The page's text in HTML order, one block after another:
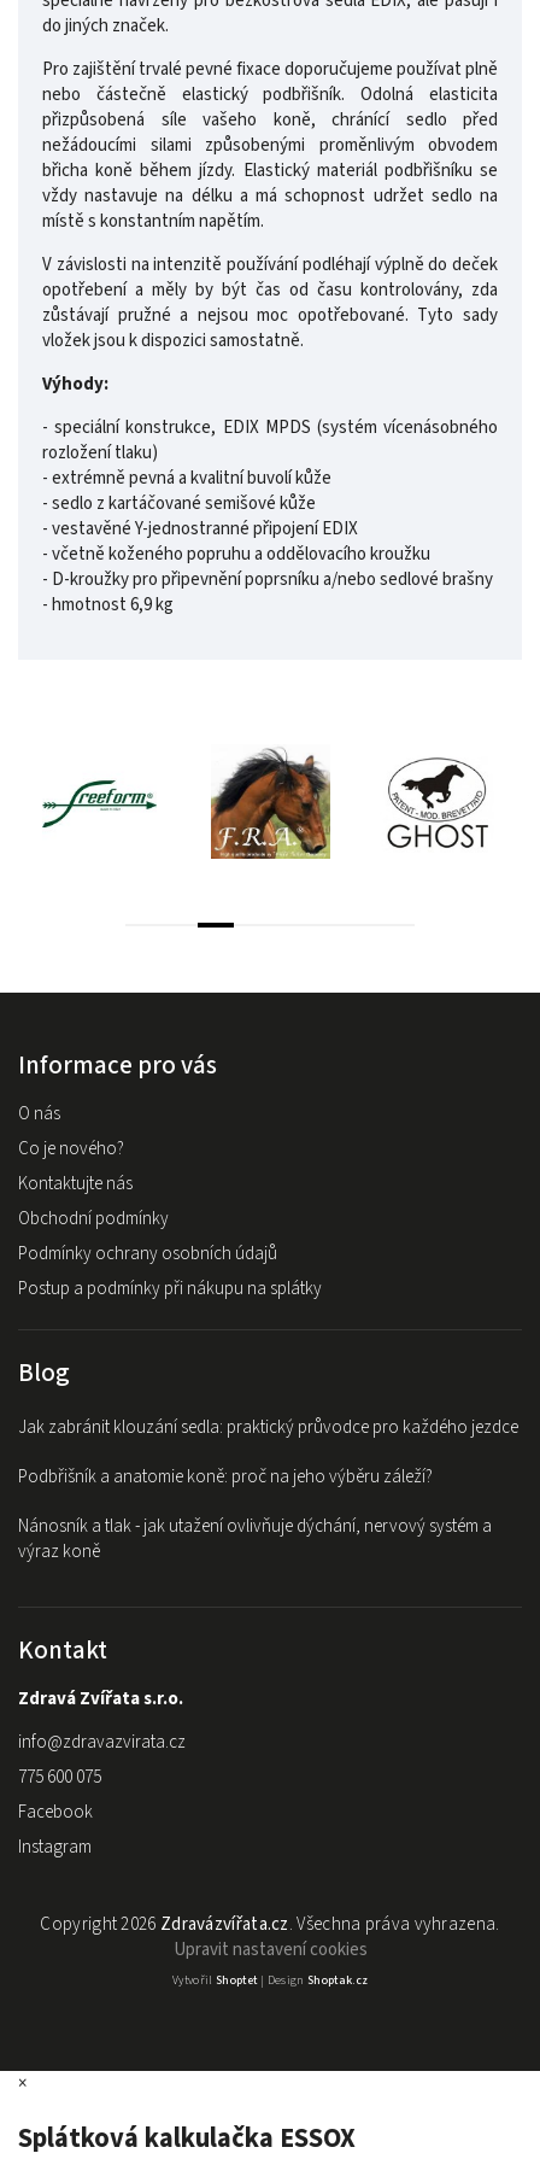
do jiných značek.
Pro zajištění trvalé pevné fixace doporučujeme používat plně
nebo částečně elastický podbřišník. Odolná elasticita
přizpůsobená síle vašeho koně, chránící sedlo před
nežádoucími silami způsobenými proměnlivým obvodem
břicha koně během jízdy. Elastický materiál podbřišníku se
vždy nastavuje na délku a má schopnost udržet sedlo na
místě s konstantním napětím.
V závislosti na intenzitě používání podléhají výplně do deček
opotřebení a měly by být čas od času kontrolovány, zda
zůstávají pružné a nejsou moc opotřebované. Tyto sady
vložek jsou k dispozici samostatně.
Výhody:
- speciální konstrukce, EDIX MPDS (systém vícenásobného
rozložení tlaku)
- extrémně pevná a kvalitní buvolí kůže
- sedlo z kartáčované semišové kůže
- vestavěné Y-jednostranné připojení EDIX
- včetně koženého popruhu a oddělovacího kroužku
- D-kroužky pro připevnění poprsníku a/nebo sedlové brašny
- hmotnost 6,9 kg
Informace pro vás
O nás
Co je nového?
Kontaktujte nás
Obchodní podmínky
Podmínky ochrany osobních údajů
Postup a podmínky při nákupu na splátky
Blog
Jak zabránit klouzání sedla: praktický průvodce pro každého jezdce
Podbřišník a anatomie koně: proč na jeho výběru záleží?
Nánosník a tlak - jak utažení ovlivňuje dýchání, nervový systém a
výraz koně
Kontakt
Zdravá Zvířata s.r.o.
info@zdravazvirata.cz
775 600 075
Facebook
Instagram
Copyright 2026 Zdravázvířata.cz. Všechna práva vyhrazena.
Upravit nastavení cookies
Vytvořil Shoptet| Design Shoptak.cz
×
Splátková kalkulačka ESSOX